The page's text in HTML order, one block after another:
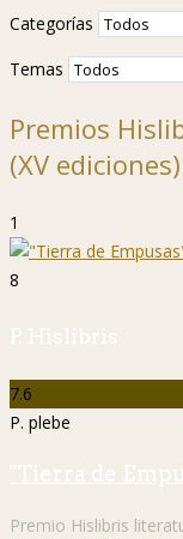
Categorías
Temas
Premios
(XV ediciones)
1
8
P. Hislibris
7.6
P. plebe
"Tierra de
Premio Hislibris